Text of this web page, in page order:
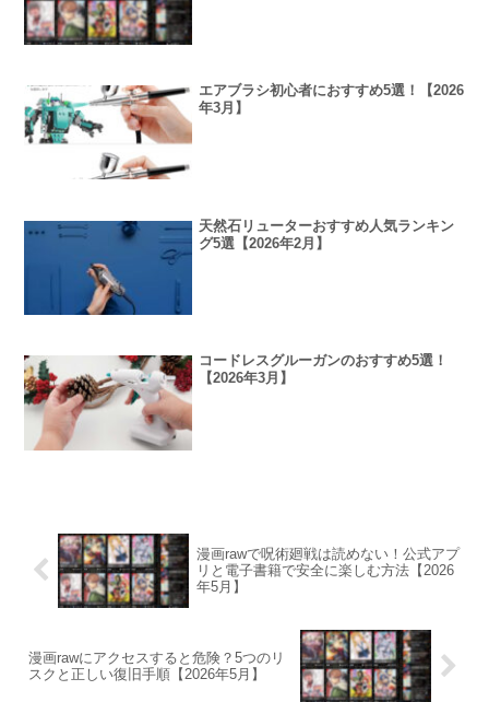
エアブラシ初心者におすすめ5選！【2026
年3月】
天然石リューターおすすめ人気ランキン
グ5選【2026年2月】
コードレスグルーガンのおすすめ5選！
【2026年3月】
漫画rawで呪術廻戦は読めない！公式アプ
リと電子書籍で安全に楽しむ方法【2026
年5月】
漫画rawにアクセスすると危険？5つのリ
スクと正しい復旧手順【2026年5月】